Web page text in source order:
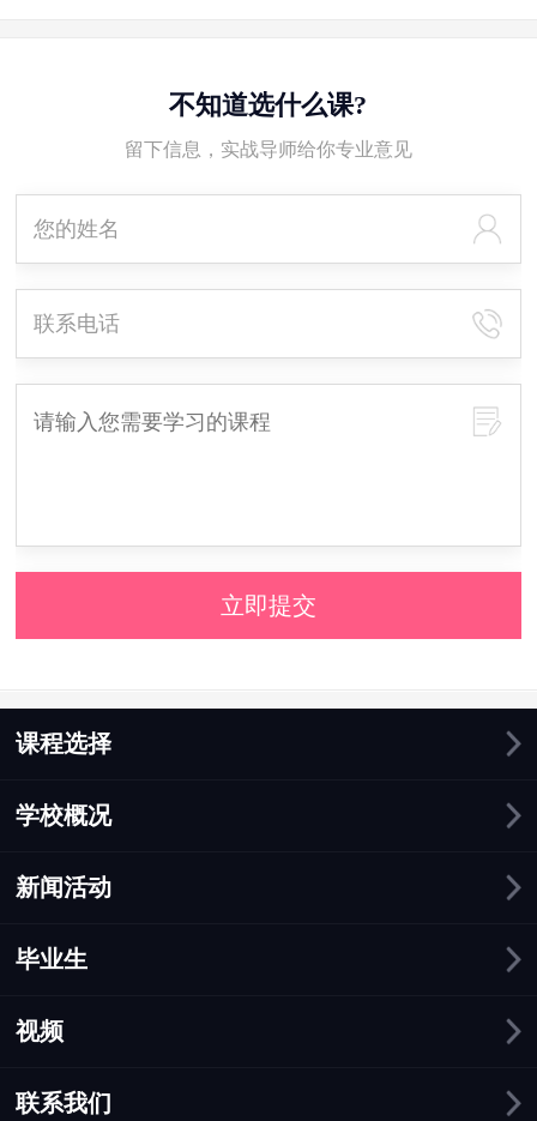
不知道选什么课?
留下信息，实战导师给你专业意见
立即提交
课程选择
学校概况
新闻活动
毕业生
视频
联系我们